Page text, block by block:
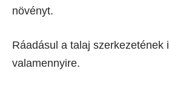
növényt.
Ráadásul a talaj szerkezetének
valamennyire.